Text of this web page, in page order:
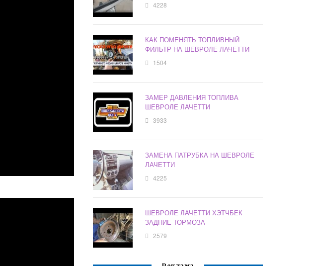
4228
КАК ПОМЕНЯТЬ ТОПЛИВНЫЙ
ФИЛЬТР НА ШЕВРОЛЕ ЛАЧЕТТИ
1504
ЗАМЕР ДАВЛЕНИЯ ТОПЛИВА
ШЕВРОЛЕ ЛАЧЕТТИ
3933
ЗАМЕНА ПАТРУБКА НА ШЕВРОЛЕ
ЛАЧЕТТИ
4225
ШЕВРОЛЕ ЛАЧЕТТИ ХЭТЧБЕК
ЗАДНИЕ ТОРМОЗА
2579